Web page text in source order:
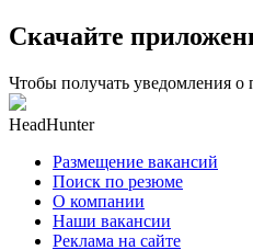
Скачайте
Чтобы получать уведомления
HeadHunter
Размещение вакансий
Поиск по резюме
О компании
Наши вакансии
Реклама на сайте